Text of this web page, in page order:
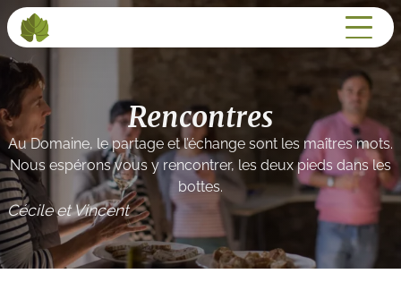
Rencontres
Au Domaine, le partage et l’échange sont les maîtres mots.
Nous espérons vous y rencontrer, les deux pieds dans les
bottes.
Cécile et Vincent